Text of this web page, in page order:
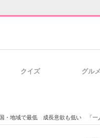
クイズ グルメ
・地域で最低 成長意欲も低い 「一